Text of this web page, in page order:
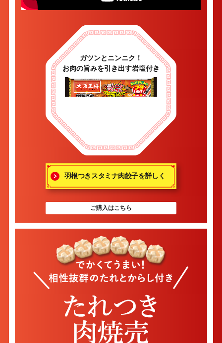
ガツンとニンニク！
お肉の旨みを引き出す岩塩付き
羽根つきスタミナ肉餃子を詳しく
ご購入はこちら